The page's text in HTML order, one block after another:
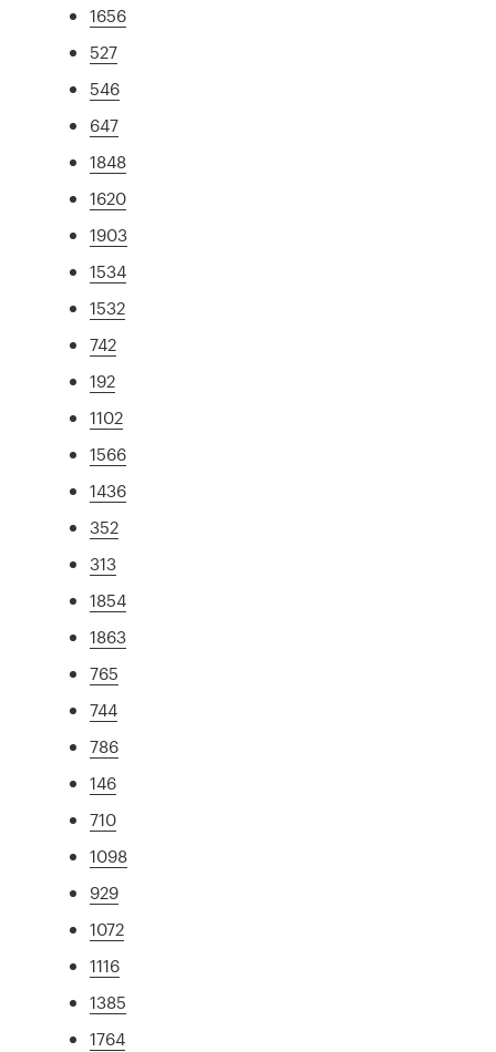
1656
527
546
647
1848
1620
1903
1534
1532
742
192
1102
1566
1436
352
313
1854
1863
765
744
786
146
710
1098
929
1072
1116
1385
1764